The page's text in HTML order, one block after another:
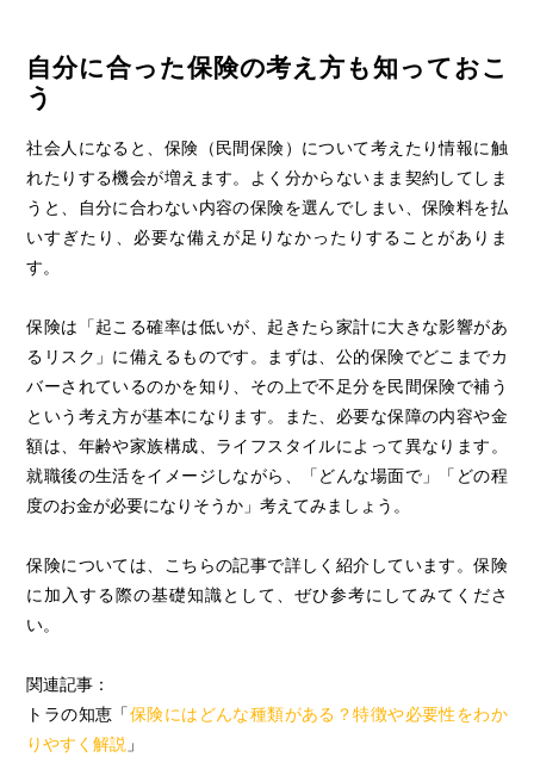
自分に合った保険の考え方も知っておこ
う
社会人になると、保険（民間保険）について考えたり情報に触
れたりする機会が増えます。よく分からないまま契約してしま
うと、自分に合わない内容の保険を選んでしまい、保険料を払
いすぎたり、必要な備えが足りなかったりすることがありま
す。
保険は「起こる確率は低いが、起きたら家計に大きな影響があ
るリスク」に備えるものです。まずは、公的保険でどこまでカ
バーされているのかを知り、その上で不足分を民間保険で補う
という考え方が基本になります。また、必要な保障の内容や金
額は、年齢や家族構成、ライフスタイルによって異なります。
就職後の生活をイメージしながら、「どんな場面で」「どの程
度のお金が必要になりそうか」考えてみましょう。
保険については、こちらの記事で詳しく紹介しています。保険
に加入する際の基礎知識として、ぜひ参考にしてみてくださ
い。
関連記事：
トラの知恵「保険にはどんな種類がある？特徴や必要性をわか
りやすく解説 」